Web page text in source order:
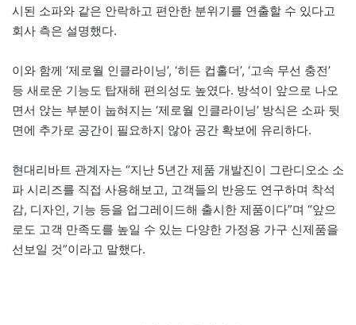
시된 소파와 같은 안락하고 편안한 분위기를 연출할 수 있다고
회사 측은 설명했다.
이와 함께 ‘제로월 인클라이닝’, ‘히든 컵홀더’, ‘고속 무선 충전’
등 새로운 기능도 탑재해 편의성도 높였다. 방석이 앞으로 나오
면서 앉는 부분이 눕혀지는 ‘제로월 인클라이닝’ 방식은 소파 뒷
면에 추가로 공간이 필요하지 않아 공간 확보에 유리하다.
현대리바트 관계자는 “지난 5년간 제품 개발진이 그란디오소 소
파 시리즈를 직접 사용해보고, 고객들의 반응도 연구하며 착석
감, 디자인, 기능 등을 업그레이드해 출시한 제품이다”며 “앞으
로도 고객 만족도를 높일 수 있는 다양한 가정용 가구 신제품을
선보일 것”이라고 말했다.